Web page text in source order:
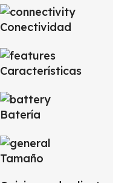
Conectividad
Características
Batería
Tamaño